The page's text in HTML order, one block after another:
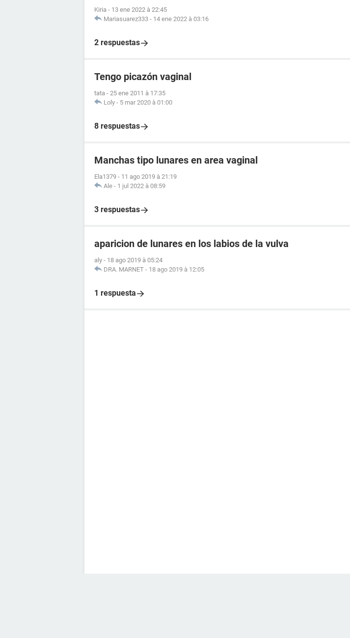
Kiria - 13 ene 2022 à 22:45
Mariasuarez333 - 14 ene 2022 à 03:16
2 respuestas
Tengo picazón vaginal
tata - 25 ene 2011 à 17:35
Loly - 5 mar 2020 à 01:00
8 respuestas
Manchas tipo lunares en area vaginal
Ela1379 - 11 ago 2019 à 21:19
Ale - 1 jul 2022 à 08:59
3 respuestas
aparicion de lunares en los labios de la vulva
aly - 18 ago 2019 à 05:24
DRA. MARNET - 18 ago 2019 à 12:05
1 respuesta